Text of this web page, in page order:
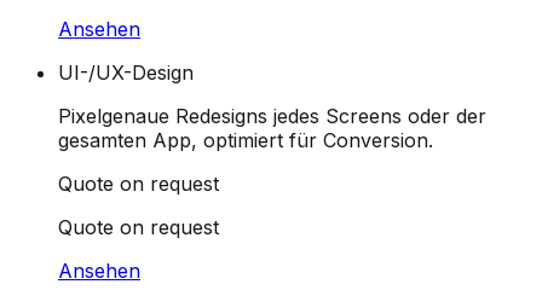
Ansehen
UI-/UX-Design
Pixelgenaue Redesigns jedes Screens oder der
gesamten App, optimiert für Conversion.
Quote on request
Quote on request
Ansehen